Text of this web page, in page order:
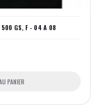
500 GS, F - 04 A 08
PANIER